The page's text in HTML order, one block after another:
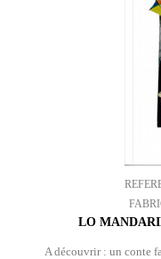
LO
A découvrir : un conte